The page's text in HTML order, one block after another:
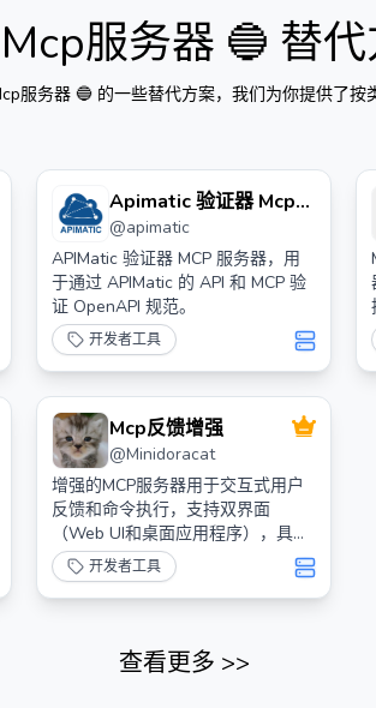
服务器 🔵 替
服务器 🔵 的一些替代方案，我们为你提供了按
Apimatic 验证器 Mcp
服务器
@apimatic
APIMatic 验证器 MCP 服务器，用
于通过 APIMatic 的 API 和 MCP 验
证 OpenAPI 规范。
开发者工具
Mcp反馈增强
@Minidoracat
增强的MCP服务器用于交互式用户
反馈和命令执行，支持双界面
（Web UI和桌面应用程序），具备
智能环境检测和跨平台兼容性。
开发者工具
查看更多 >>